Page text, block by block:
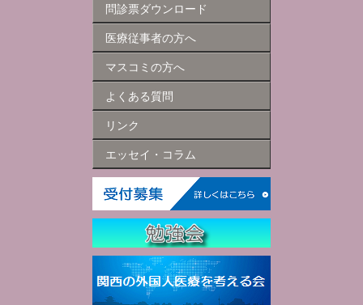
問診票ダウンロード
医療従事者の方へ
マスコミの方へ
よくある質問
リンク
エッセイ・コラム